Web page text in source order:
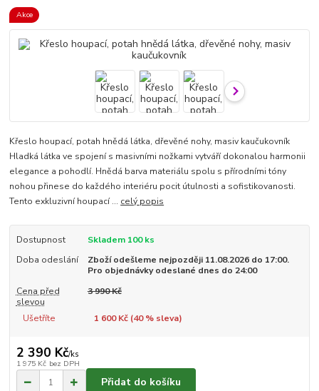
Akce
Křeslo houpací, potah hnědá látka, dřevěné nohy, masiv kaučukovník
Hladká látka ve spojení s masivními nožkami vytváří dokonalou harmonii
elegance a pohodlí. Hnědá barva materiálu spolu s přírodními tóny
nohou přinese do každého interiéru pocit útulnosti a sofistikovanosti.
Tento exkluzivní houpací ... celý popis
Dostupnost
Skladem 100 ks
Doba odeslání
Zboží odešleme nejpozději 11.08.2026 do 17:00.
Pro objednávky odeslané dnes do 24:00
Cena před
slevou
3 990 Kč
Ušetříte 1 600 Kč (40% sleva)
2 390 Kč/ks
1 975 Kč bez DPH
Přidat do košíku